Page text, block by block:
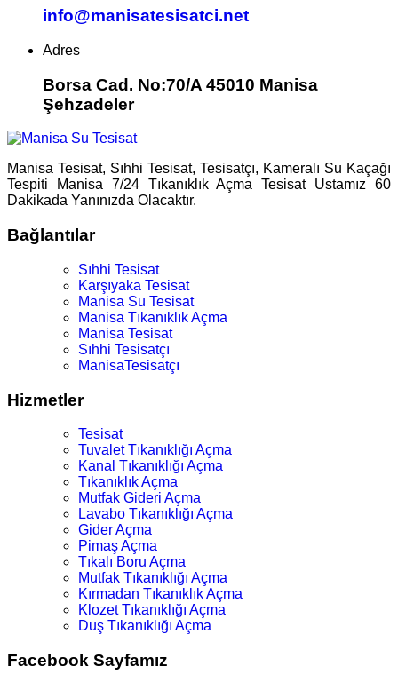
info@manisatesisatci.net
Adres
Borsa Cad. No:70/A 45010 Manisa
Şehzadeler
Manisa Tesisat, Sıhhi Tesisat, Tesisatçı, Kameralı Su Kaçağı
Tespiti Manisa 7/24 Tıkanıklık Açma Tesisat Ustamız 60
Dakikada Yanınızda Olacaktır.
Bağlantılar
Sıhhi Tesisat
Karşıyaka Tesisat
Manisa Su Tesisat
Manisa Tıkanıklık Açma
Manisa Tesisat
Sıhhi Tesisatçı
ManisaTesisatçı
Hizmetler
Tesisat
Tuvalet Tıkanıklığı Açma
Kanal Tıkanıklığı Açma
Tıkanıklık Açma
Mutfak Gideri Açma
Lavabo Tıkanıklığı Açma
Gider Açma
Pimaş Açma
Tıkalı Boru Açma
Mutfak Tıkanıklığı Açma
Kırmadan Tıkanıklık Açma
Klozet Tıkanıklığı Açma
Duş Tıkanıklığı Açma
Facebook Sayfamız